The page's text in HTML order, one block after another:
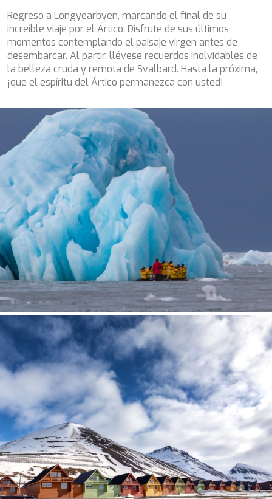
Regreso a Longyearbyen, marcando el final de su
increíble viaje por el Ártico. Disfrute de sus últimos
momentos contemplando el paisaje virgen antes de
desembarcar. Al partir, llévese recuerdos inolvidables de
la belleza cruda y remota de Svalbard. Hasta la próxima,
¡que el espíritu del Ártico permanezca con usted!